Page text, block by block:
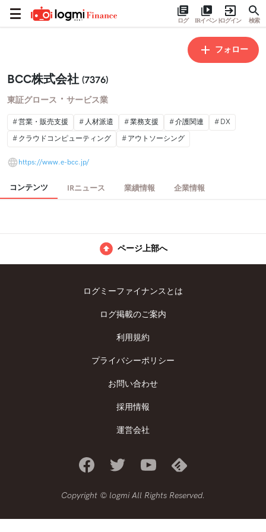
ログ IRイベントログイン 検索
フォロー
BCC株式会社 (7376)
東証グロース ・ サービス業
営業・販売支援 人材派遣 業務支援 介護関連
DX
クラウドコンピューティング
アウトソーシング
https://www.e-bcc.jp/
コンテンツ IRニュース 業績情報 企業情報
ページ上部へ
ログミーファイナンスとは
ログ掲載のご案内
利用規約
プライバシーポリシー
お問い合わせ
採用情報
運営会社
Copyright © logmi All Rights Reserved.